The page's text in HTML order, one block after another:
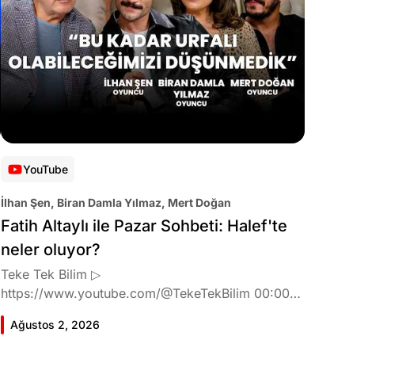
YouTube
İlhan Şen, Biran Damla Yılmaz, Mert Doğan
Fatih Altaylı ile Pazar Sohbeti: Halef'te
neler oluyor?
Teke Tek Bilim ▷
https://www.youtube.com/@TekeTekBilim 00:00
Giriş 02:46 Biran Damla Yılmaz dizi teklifi
geldiğinde neler hissetti? 05:41 Oynadığı role nasıl
Ağustos 2, 2026